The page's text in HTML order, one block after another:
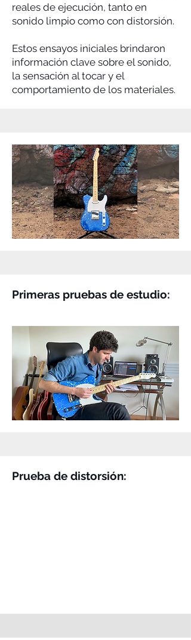
reales de ejecución, tanto en
sonido limpio como con distorsión.
Estos ensayos iniciales brindaron
información clave sobre el sonido,
la sensación al tocar y el
comportamiento de los materiales.
Primeras pruebas de estudio:
Prueba de distorsión: